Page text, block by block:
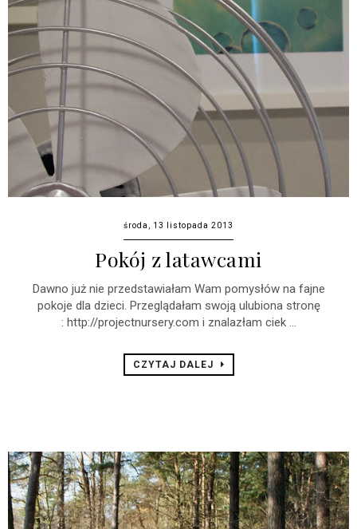
środa, 13 listopada 2013
Pokój z latawcami
Dawno już nie przedstawiałam Wam pomysłów na fajne
pokoje dla dzieci. Przeglądałam swoją ulubiona stronę
: http://projectnursery.com i znalazłam ciek ...
CZYTAJ DALEJ